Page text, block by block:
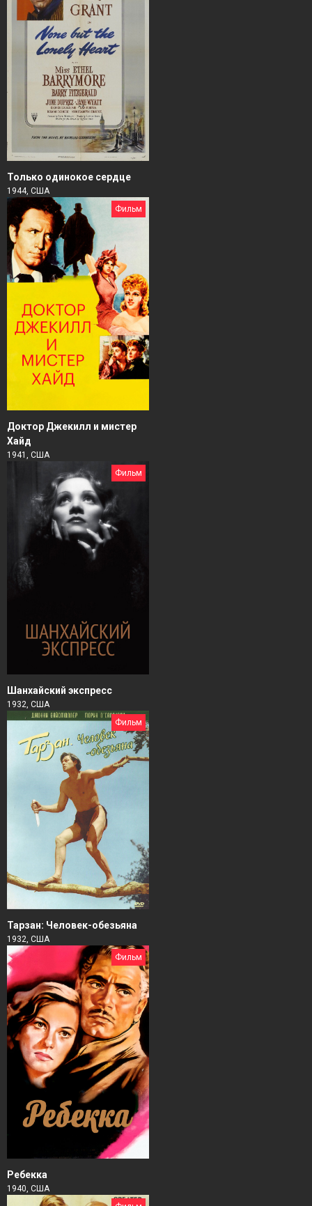
Только одинокое сердце
1944, США
Фильм
Доктор Джекилл и мистер
Хайд
1941, США
Фильм
Шанхайский экспресс
1932, США
Фильм
Тарзан: Человек-обезьяна
1932, США
Фильм
Ребекка
1940, США